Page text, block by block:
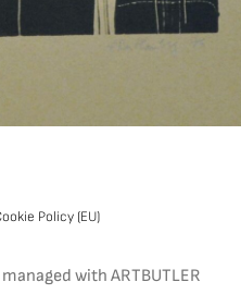
Policy (EU)
with ARTBUTLER